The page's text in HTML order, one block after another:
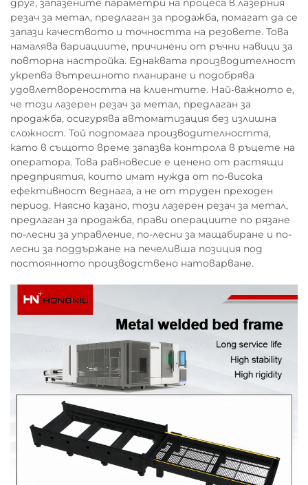
друг, запазените параметри на процеса в лазерния
резач за метал, предлаган за продажба, помагат да се
запази качеството и точността на резовете. Това
намалява вариациите, причинени от ръчни навици за
повторна настройка. Еднаквата производителност
укрепва вътрешното планиране и подобрява
удовлетвореността на клиентите. Най-важното е,
че този лазерен резач за метал, предлаган за
продажба, осигурява автоматизация без излишна
сложност. Той подпомага производителността,
като в същото време запазва контрола в ръцете на
оператора. Това равновесие е ценено от растящи
предприятия, които имат нужда от по-висока
ефективност веднага, а не от труден преходен
период. Наясно казано, този лазерен резач за метал,
предлаган за продажба, прави операциите по рязане
по-лесни за управление, по-лесни за мащабиране и по-
лесни за поддържане на печеливша позиция под
постоянното производствено натоварване.